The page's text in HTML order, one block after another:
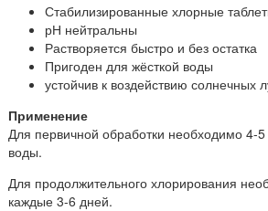
Стабилизированные хлорные
рН нейтральны
Растворяется быстро и без остатка
Пригоден для жёсткой воды
устойчив к воздействию солнечных
Применение
Для первичной обработки необходимо 4-
воды.
Для продолжительного хлорирования
каждые 3-6 дней.